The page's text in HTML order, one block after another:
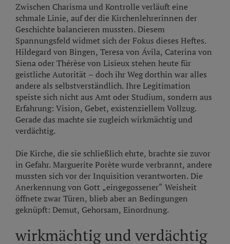
Zwischen Charisma und Kontrolle verläuft eine
schmale Linie, auf der die Kirchenlehrerinnen der
Geschichte balancieren mussten. Diesem
Spannungsfeld widmet sich der Fokus dieses Heftes.
Hildegard von Bingen, Teresa von Ávila, Caterina von
Siena oder Thérèse von Lisieux stehen heute für
geistliche Autorität – doch ihr Weg dorthin war alles
andere als selbstverständlich. Ihre Legitimation
speiste sich nicht aus Amt oder Studium, sondern aus
Erfahrung: Vision, Gebet, existenziellem Vollzug.
Gerade das machte sie zugleich wirkmächtig und
verdächtig.
Die Kirche, die sie schließlich ehrte, brachte sie zuvor
in Gefahr. Marguerite Porète wurde verbrannt, andere
mussten sich vor der Inquisition verantworten. Die
Anerkennung von Gott „eingegossener“ Weisheit
öffnete zwar Türen, blieb aber an Bedingungen
geknüpft: Demut, Gehorsam, Einordnung.
wirkmächtig und verdächtig